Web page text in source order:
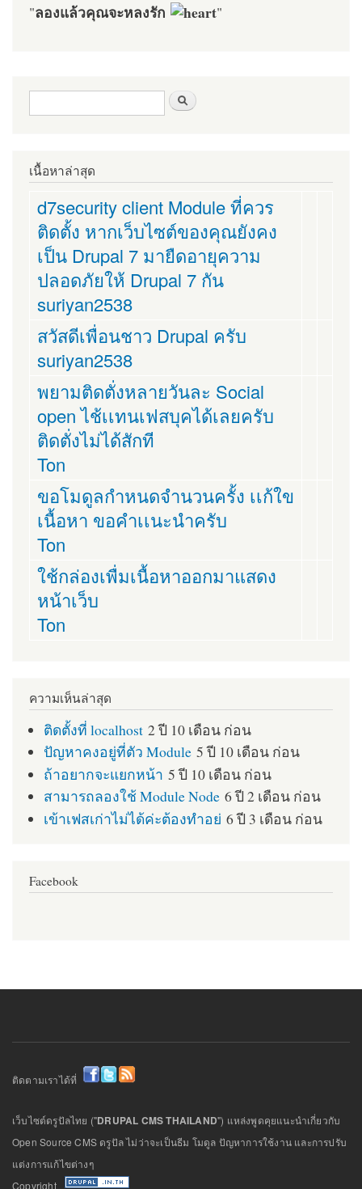
"ลองแล้วคุณจะหลงรัก "
ฟอร์มค้นหา
เนื้อหาล่าสุด
d7security client Module ที่ควร
ติดตั้ง หากเว็บไซต์ของคุณยังคง
เป็น Drupal 7 มายืดอายุความ
ปลอดภัยให้ Drupal 7 กัน
suriyan2538
สวัสดีเพื่อนชาว Drupal ครับ
suriyan2538
พยามติดตั่งหลายวันละ Social
open ไช้เเทนเฟสบุคได้เลยครับ
ติดตั่งไม่ได้สักที
Ton
ขอโมดูลกำหนดจำนวนครั้ง เเก้ใข
เนื้อหา ขอคำเเนะนำครับ
Ton
ใช้กล่องเพื่มเนื้อหาออกมาแสดง
หน้าเว็บ
Ton
ความเห็นล่าสุด
ติดตั้งที่ localhost 2 ปี 10 เดือน ก่อน
ปัญหาคงอยู่ที่ตัว Module 5 ปี 10 เดือน ก่อน
ถ้าอยากจะแยกหน้า 5 ปี 10 เดือน ก่อน
สามารถลองใช้ Module Node 6 ปี 2 เดือน ก่อน
เข้าเฟสเก่าไม่ได้ค่ะต้องทำอย่ 6 ปี 3 เดือน ก่อน
Facebook
ติดตามเราได้ที่
เว็บไซต์ดรูปัลไทย ("DRUPAL CMS THAILAND") แหล่งพูดคุยแนะนำเกี่ยวกับ
Open Source CMS ดรูปัล ไม่ว่าจะเป็นธีม โมดูล ปัญหาการใช้งาน และการปรับ
แต่งการแก้ไขต่างๆ
Copyright